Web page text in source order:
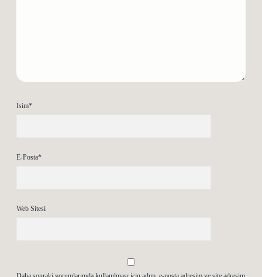
İsim*
E-Posta*
Web Sitesi